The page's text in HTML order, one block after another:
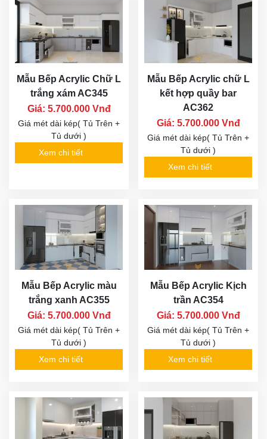
Mẫu Bếp Acrylic Chữ L
trắng xám AC345
Giá: 5.700.000 Vnđ
Giá mét dài kép( Tủ Trên +
Tủ dưới )
Xem chi tiết
Mẫu Bếp Acrylic chữ L
kết hợp quầy bar
AC362
Giá: 5.700.000 Vnđ
Giá mét dài kép( Tủ Trên +
Tủ dưới )
Xem chi tiết
Mẫu Bếp Acrylic màu
trắng xanh AC355
Giá: 5.700.000 Vnđ
Giá mét dài kép( Tủ Trên +
Tủ dưới )
Xem chi tiết
Mẫu Bếp Acrylic Kịch
trần AC354
Giá: 5.700.000 Vnđ
Giá mét dài kép( Tủ Trên +
Tủ dưới )
Xem chi tiết